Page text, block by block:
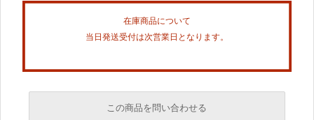
在庫商品について
当日発送受付は次営業日となります。
この商品を問い合わせる